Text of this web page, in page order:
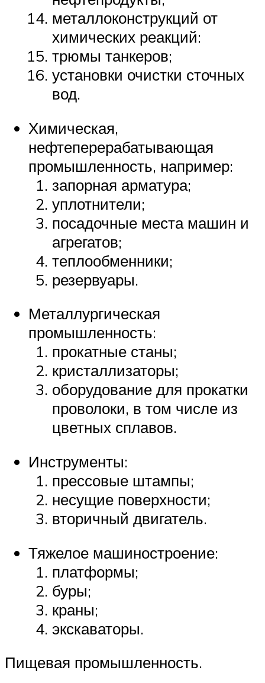
металлоконструкций от
химических реакций:
трюмы танкеров;
установки очистки сточных
вод.
Химическая,
нефтеперерабатывающая
промышленность, например:
запорная арматура;
уплотнители;
посадочные места машин и
агрегатов;
теплообменники;
резервуары.
Металлургическая
промышленность:
прокатные станы;
кристаллизаторы;
оборудование для прокатки
проволоки, в том числе из
цветных сплавов.
Инструменты:
прессовые штампы;
несущие поверхности;
вторичный двигатель.
Тяжелое машиностроение:
платформы;
буры;
краны;
экскаваторы.
Пищевая промышленность.